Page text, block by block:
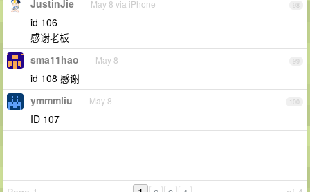
98
JustinJie May 8 via iPhone
id 106
感谢老板
99
sma11hao May 8
id 108 感谢
100
ymmmliu May 8
ID 107